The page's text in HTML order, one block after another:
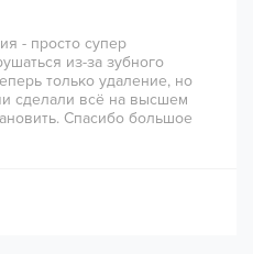
- просто супер
из-за зубного
только удаление, но
сделали всё на высшем
Спасибо большое